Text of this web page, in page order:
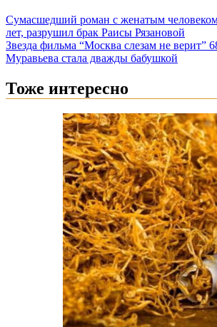
Сумасшедший роман с женатым
лет, разрушил брак Раисы Рязановой
Звезда фильма “Москва слезам не верит”
Муравьева стала дважды бабушкой
Тоже интересно